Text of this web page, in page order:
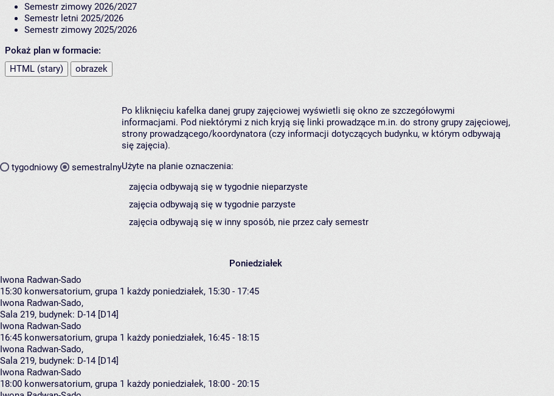
Semestr zimowy 2026/2027
Semestr letni 2025/2026
Semestr zimowy 2025/2026
Pokaż plan w formacie:
HTML (stary)
obrazek
tygodniowy semestralny
Po kliknięciu kafelka danej grupy zajęciowej wyświetli się okno ze szczegółowymi
informacjami. Pod niektórymi z nich kryją się linki prowadzące m.in. do strony grupy zajęciowej,
strony prowadzącego/koordynatora (czy informacji dotyczących budynku, w którym odbywają
się zajęcia).
Użyte na planie oznaczenia:
zajęcia odbywają się w tygodnie nieparzyste
zajęcia odbywają się w tygodnie parzyste
zajęcia odbywają się w inny sposób, nie przez cały semestr
Poniedziałek
Iwona Radwan-Sado
15:30 konwersatorium, grupa 1 każdy poniedziałek, 15:30 - 17:45
Iwona Radwan-Sado,
Sala 219, budynek: D-14 [D14]
Iwona Radwan-Sado
16:45 konwersatorium, grupa 1 każdy poniedziałek, 16:45 - 18:15
Iwona Radwan-Sado,
Sala 219, budynek: D-14 [D14]
Iwona Radwan-Sado
18:00 konwersatorium, grupa 1 każdy poniedziałek, 18:00 - 20:15